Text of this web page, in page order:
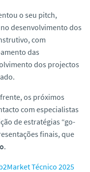
o seu pitch,
desenvolvimento dos
com
das
dos projectos
os próximos
com especialistas
de estratégias “go-
finais, que
.
Técnico 2025